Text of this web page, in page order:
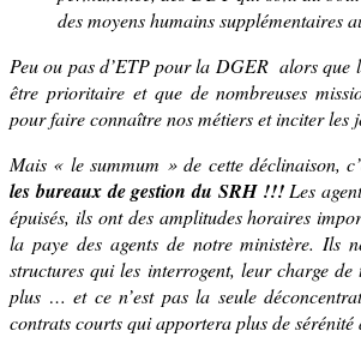
des moyens humains supplémentaires
Peuou pasd’ETP pour la DGER alors que
être prioritaireet que de nombreuses
pour faire connaître nos métiers et inciter les
Mais « le summum » de cette déclinaison,
les bureaux de gestion du SRH !!!Les
épuisés, ils ont des amplitudes horaires
la paye des agents de notre ministère.Ils
structures qui les interrogent, leur charge
plus … et ce n’est pas la seule
contrats courts qui apportera plus de sérénité